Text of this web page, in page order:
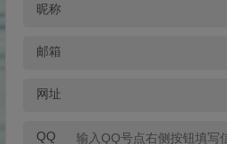
昵称
邮箱
网址
QQ